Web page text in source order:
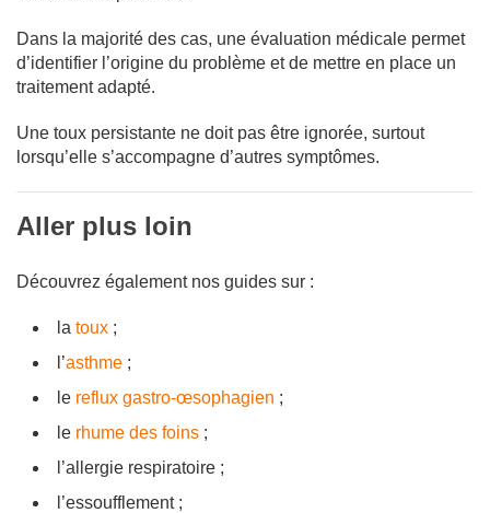
Dans la majorité des cas, une évaluation médicale permet
d’identifier l’origine du problème et de mettre en place un
traitement adapté.
Une toux persistante ne doit pas être ignorée, surtout
lorsqu’elle s’accompagne d’autres symptômes.
Aller plus loin
Découvrez également nos guides sur :
la toux ;
l’asthme ;
le reflux gastro-œsophagien ;
le rhume des foins ;
l’allergie respiratoire ;
l’essoufflement ;